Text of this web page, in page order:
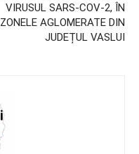
VIRUSUL SARS-COV-2, ÎN
ZONELE AGLOMERATE DIN
JUDEȚUL VASLUI